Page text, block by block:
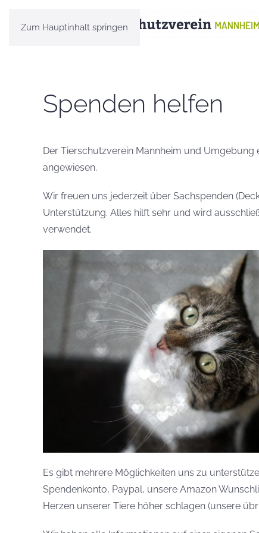
Zum Hauptinhalt springen
Spenden helfen
Der Tierschutzverein Mannheim und Umgebung
angewiesen.
Wir freuen uns jederzeit über Sachspenden
Unterstützung. Alles hilft sehr und wird
verwendet.
Es gibt mehrere Möglichkeiten uns zu
Spendenkonto, Paypal, unsere Amazon
Herzen unserer Tiere höher schlagen (unsere